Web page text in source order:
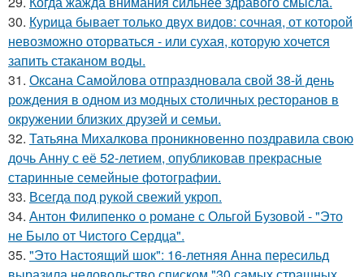
30. Курица бывает только двух видов: сочная, от которой
невозможно оторваться - или сухая, которую хочется
запить стаканом воды.
31. Оксана Самойлова отпраздновала свой 38-й день
рождения в одном из модных столичных ресторанов в
окружении близких друзей и семьи.
32. Татьяна Михалкова проникновенно поздравила свою
дочь Анну с её 52-летием, опубликовав прекрасные
старинные семейные фотографии.
33. Всегда под рукой свежий укроп.
34. Антон Филипенко о романе с Ольгой Бузовой - "Это
не Было от Чистого Сердца".
35. "Это Настоящий шок": 16-летняя Анна пересильд